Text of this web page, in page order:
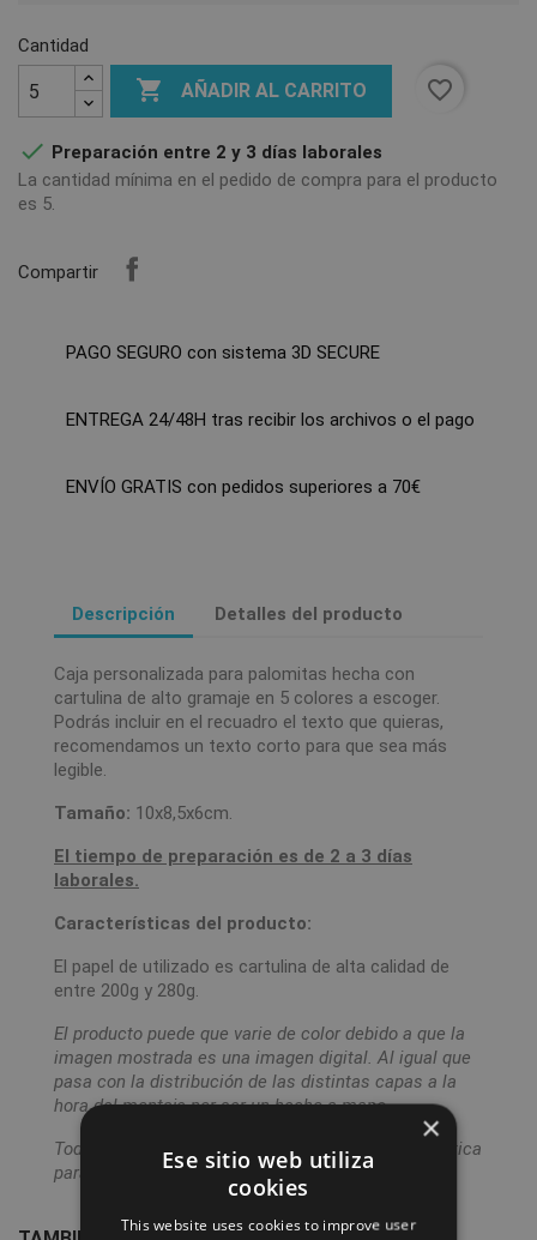
Cantidad
 AÑADIR AL CARRITO favorite_border
 Preparación entre 2 y 3 días laborales
La cantidad mínima en el pedido de compra para el producto
es 5.
Compartir
PAGO SEGURO con sistema 3D SECURE
ENTREGA 24/48H tras recibir los archivos o el pago
ENVÍO GRATIS con pedidos superiores a 70€
Descripción Detalles del producto
Caja personalizada para palomitas hecha con
cartulina de alto gramaje en 5 colores a escoger.
Podrás incluir en el recuadro el texto que quieras,
recomendamos un texto corto para que sea más
legible.
Tamaño: 10x8,5x6cm.
El tiempo de preparación es de 2 a 3 días
laborales.
Características del producto:
El papel de utilizado es cartulina de alta calidad de
entre 200g y 280g.
El producto puede que varie de color debido a que la
imagen mostrada es una imagen digital. Al igual que
pasa con la distribución de las distintas capas a la
hora del montaje por ser un hecho a mano.
Todos los pedidos los enviamos en una bolsa plástica
para protegerlo hasta su uso.
×
Ese sitio web utiliza
cookies
This website uses cookies to improve user